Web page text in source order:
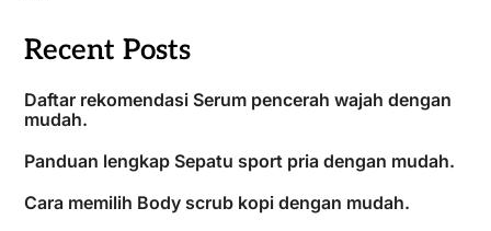
Recent Posts
Daftar rekomendasi Serum pencerah wajah dengan
mudah.
Panduan lengkap Sepatu sport pria dengan mudah.
Cara memilih Body scrub kopi dengan mudah.